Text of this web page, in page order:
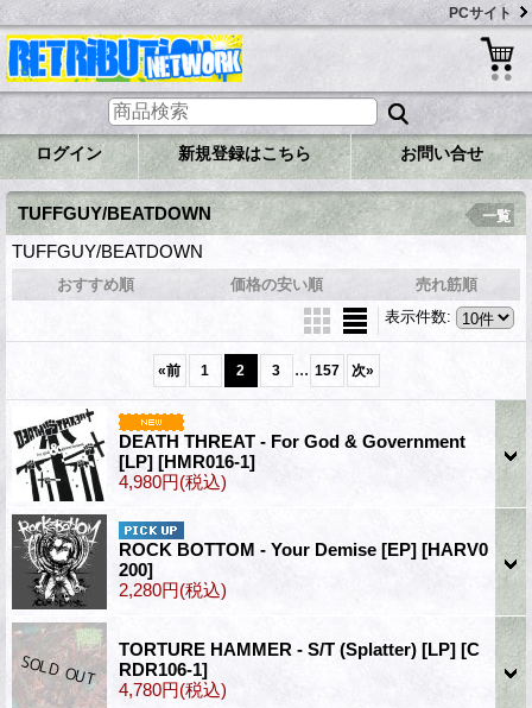
PCサイト
ログイン 新規登録はこちら お問い合せ
TUFFGUY/BEATDOWN
TUFFGUY/BEATDOWN
一覧
おすすめ順 価格の安い順
売れ筋順
表示件数:
«前 1 2 3 ... 157 次»
DEATH THREAT - For God & Government
[LP] [HMR016-1]
4,980円(税込)
ROCK BOTTOM - Your Demise [EP] [HARV0
200]
2,280円(税込)
TORTURE HAMMER - S/T (Splatter) [LP] [C
RDR106-1]
4,780円(税込)